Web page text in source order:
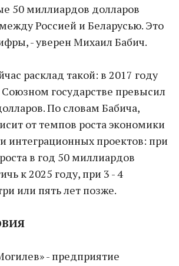
50 миллиардов долларов
Россией и Беларусью. Это
- уверен Михаил Бабич.
расклад такой: в 2017 году
Союзном государстве превысил
По словам Бабича,
от темпов роста экономики
интеграционных проектов: при
в год 50 миллиардов
к 2025 году, при 3 - 4
или пять лет позже.
- предприятие